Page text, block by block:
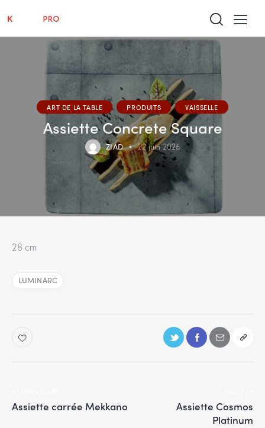
ART DE LA TABLE PRODUITS VAISSELLE
Assiette Concrete Square
ZIAD 22 juin 2026
28 cm
LUMINARC
Assiette carrée Mekkano
Assiette Cosmos
Platinum